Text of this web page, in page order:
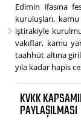
Edimin ifasına
kuruluşları,
iştirakiyle
vakıflar, kamu
taahhüt altına
yıla kadar hapis
KVKK
PAYLAŞILMASI